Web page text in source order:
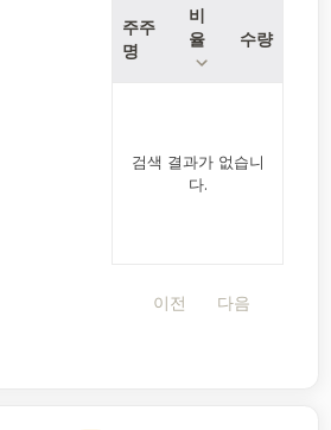
주주
명
비
율
수량
검색 결과가 없습니
다.
이전 다음